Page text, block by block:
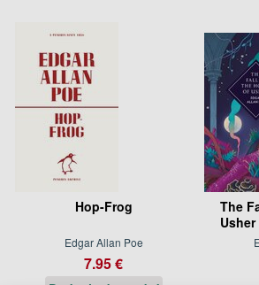
Hop-Frog
Edgar Allan Poe
7.95 €
The